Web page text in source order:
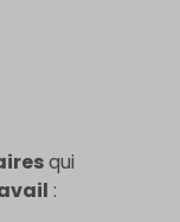
qui
: